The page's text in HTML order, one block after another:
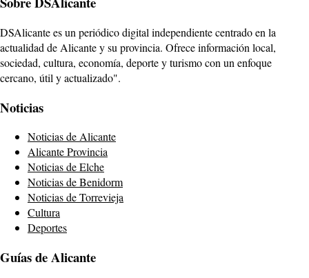
DSAlicante es un periódico digital independiente centrado en la
actualidad de Alicante y su provincia. Ofrece información local,
sociedad, cultura, economía, deporte y turismo con un enfoque
cercano, útil y actualizado".
Noticias
Noticias de Alicante
Alicante Provincia
Noticias de Elche
Noticias de Benidorm
Noticias de Torrevieja
Cultura
Deportes
Guías de Alicante